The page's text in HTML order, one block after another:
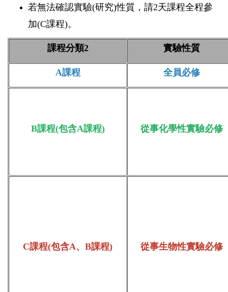
若無法確認實驗(研究)性質，請2天課程全程參
加(C課程)。
課程分類2 實驗性質
A課程 全員必修
B課程(包含A課程) 從事化學性實驗必修
C課程(包含A、B課程) 從事生物性實驗必修